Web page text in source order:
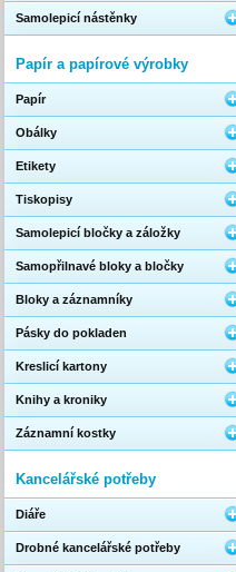
Samolepicí nástěnky
Papír a papírové výrobky
Papír
Obálky
Etikety
Tiskopisy
Samolepicí bločky a záložky
Samopřilnavé bloky a bločky
Bloky a záznamníky
Pásky do pokladen
Kreslicí kartony
Knihy a kroniky
Záznamní kostky
Kancelářské potřeby
Diáře
Drobné kancelářské potřeby